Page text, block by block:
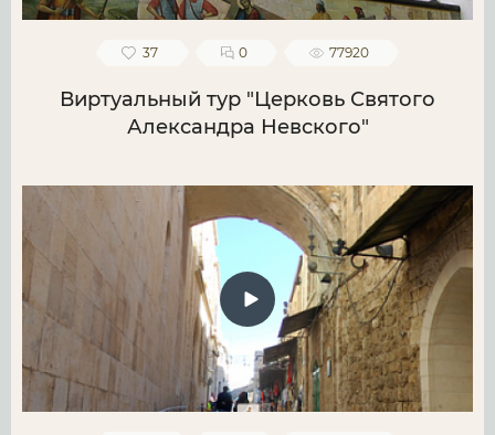
37 0 77920
Виртуальный тур "Церковь Святого
Александра Невского"